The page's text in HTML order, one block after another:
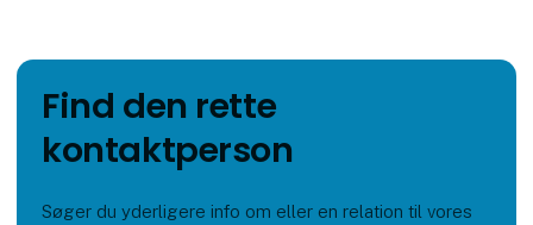
Find den rette
kontaktperson
Søger du yderligere info om eller en relation til vores